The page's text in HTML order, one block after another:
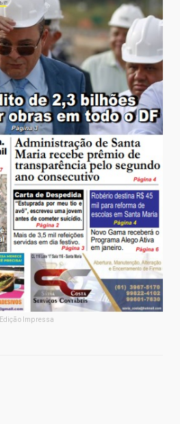
Edição Impressa